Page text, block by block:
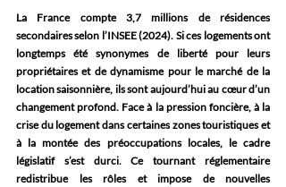
La France compte 3,7 millions de résidences
secondaires selon l’INSEE (2024). Si ces logements ont
longtemps été synonymes de liberté pour leurs
propriétaires et de dynamisme pour le marché de la
location saisonnière, ils sont aujourd’hui au cœur d’un
changement profond. Face à la pression foncière, à la
crise du logement dans certaines zones touristiques et
à la montée des préoccupations locales, le cadre
législatif s’est durci. Ce tournant réglementaire
redistribue les rôles et impose de nouvelles